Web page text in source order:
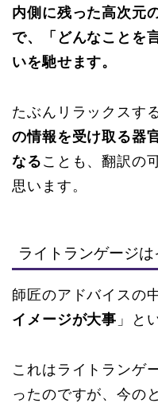
内側に残った高次元
で、「どんなことを
いを馳せます。
たぶんリラックスす
の情報を受け取る器
なる ことも、翻訳の
思います。
ライトランゲージ
師匠のアドバイスの
イメージが大事 」と
これはライトランゲ
ったのですが、今の